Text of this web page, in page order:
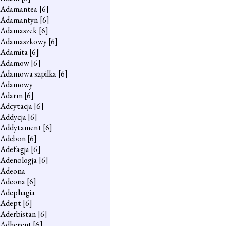
Adamantea[6]
Adamantyn[6]
Adamaszek[6]
Adamaszkowy[6]
Adamita[6]
Adamow[6]
Adamowa szpilka[6]
Adamowy
Adarm[6]
Adcytacja[6]
Addycja[6]
Addytament[6]
Adebon[6]
Adefagja[6]
Adenologja[6]
Adeona
Adeona[6]
Adephagia
Adept[6]
Aderbistan[6]